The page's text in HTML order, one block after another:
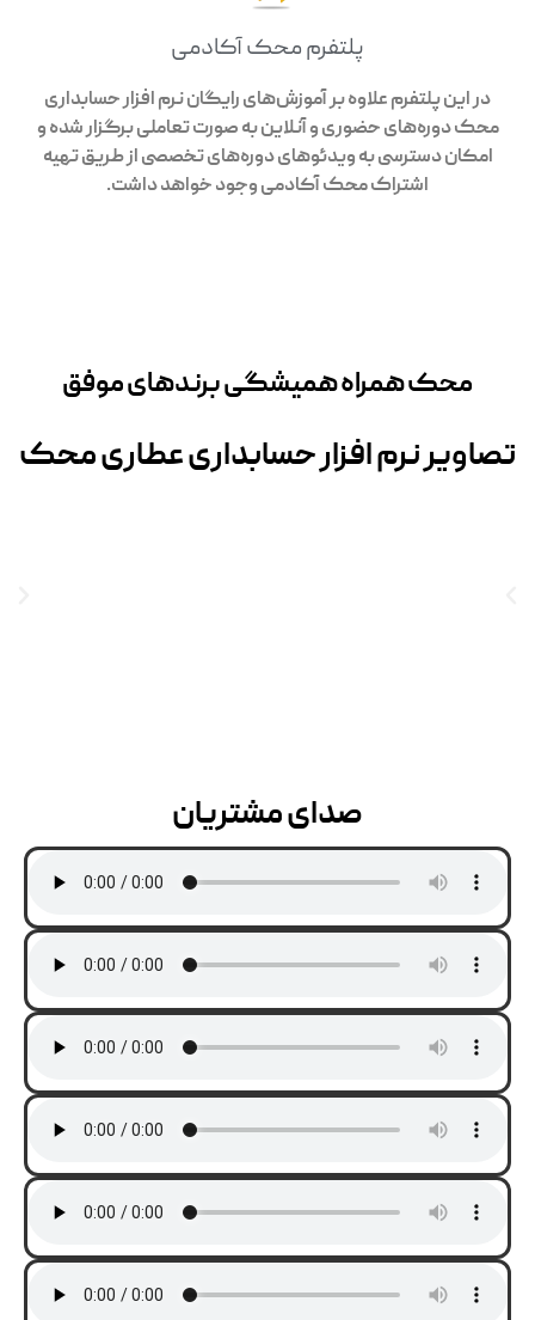
پلتفرم محک آکادمی
در این پلتفرم علاوه بر آموزش‌های رایگان نرم افزار حسابداری
محک دوره‌های حضوری و آنلاین به صورت تعاملی برگزار شده و
امکان دسترسی به ویدئوهای دوره‌های تخصصی از طریق تهیه
اشتراک محک آکادمی وجود خواهد داشت.
محک همراه همیشگی برندهای موفق
تصاویر نرم افزار حسابداری عطاری محک
صدای مشتریان